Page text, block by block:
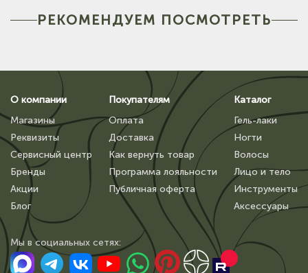
РЕКОМЕНДУЕМ ПОСМОТРЕТЬ
О компании
Магазины
Реквизиты
Сервисный центр
Бренды
Акции
Блог
Покупателям
Оплата
Доставка
Как вернуть товар
Программа лояльности
Публичная оферта
Каталог
Гель-лаки
Ногти
Волосы
Лицо и тело
Инструменты
Аксессуары
Мы в сoциальных сетях: